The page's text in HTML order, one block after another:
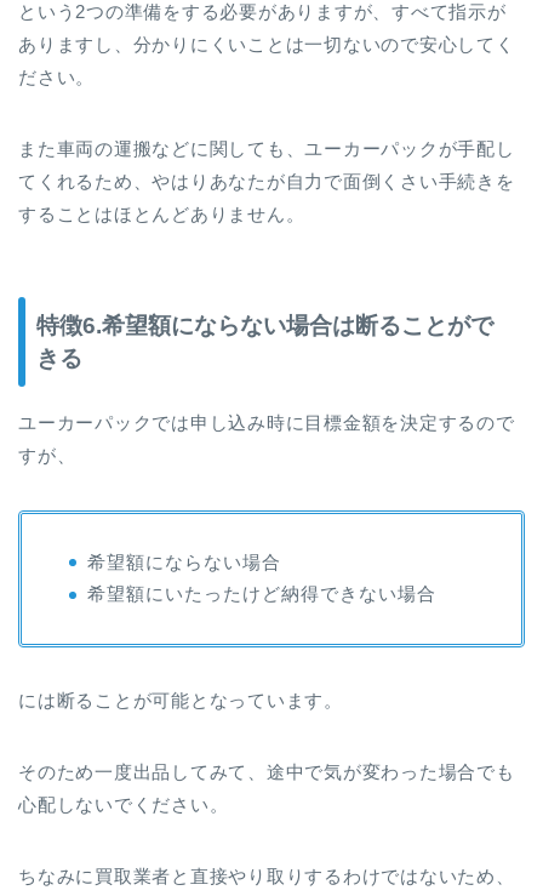
という2つの準備をする必要がありますが、すべて指示が
ありますし、分かりにくいことは一切ないので安心してく
ださい。
また車両の運搬などに関しても、ユーカーパックが手配し
てくれるため、やはりあなたが自力で面倒くさい手続きを
することはほとんどありません。
特徴6.希望額にならない場合は断ることがで
きる
ユーカーパックでは申し込み時に目標金額を決定するので
すが、
希望額にならない場合
希望額にいたったけど納得できない場合
には断ることが可能となっています。
そのため一度出品してみて、途中で気が変わった場合でも
心配しないでください。
ちなみに買取業者と直接やり取りするわけではないため、